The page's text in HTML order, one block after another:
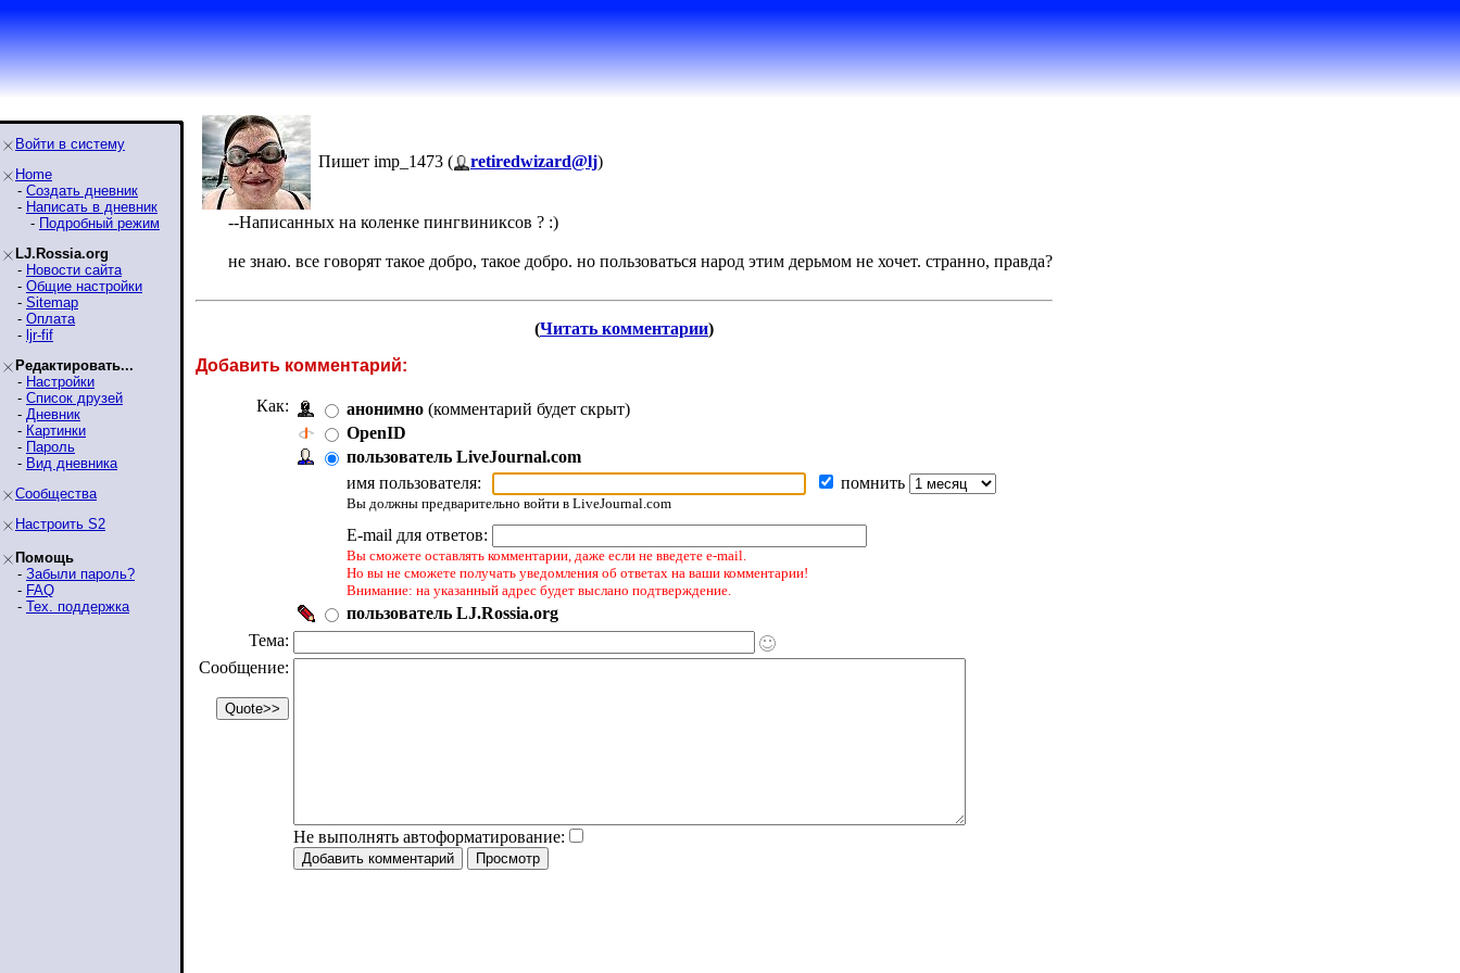
Войти в систему
Home
- Создать дневник
- Написать в дневник
- Подробный режим
LJ.Rossia.org
- Новости сайта
- Общие настройки
- Sitemap
- Оплата
- ljr-fif
Редактировать...
- Настройки
- Список друзей
- Дневник
- Картинки
- Пароль
- Вид дневника
Сообщества
Настроить S2
Помощь
- Забыли пароль?
- FAQ
- Тех. поддержка
Пишет imp_1473 ( retiredwizard@lj)
--Написанных на коленке пингвиниксов ? :)
не знаю. все говорят такое добро, такое добро. но пользоваться народ этим дерьмом не хочет. странно, правда?
(Читать комментарии)
Добавить комментарий:
Как: анонимно (комментарий будет скрыт)
OpenID
пользователь LiveJournal.com
имя пользователя:
помнить
Вы должны предварительно войти в LiveJournal.com
E-mail для ответов:
Вы сможете оставлять комментарии, даже если не введете e-mail.
Но вы не сможете получать уведомления об ответах на ваши комментарии!
Внимание: на указанный адрес будет выслано подтверждение.
пользователь LJ.Rossia.org
Тема:
Сообщение:
Не выполнять автоформатирование: